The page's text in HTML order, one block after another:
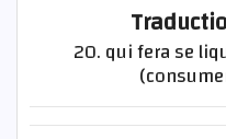
20. qui fera se